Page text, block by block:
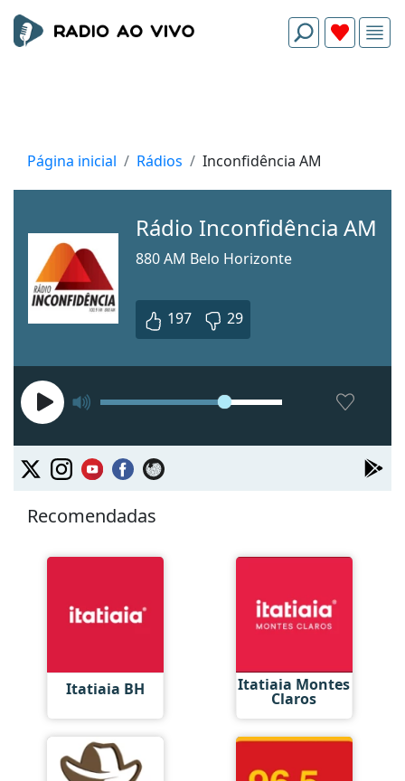
Página inicial Rádios Inconfidência AM
Rádio Inconfidência AM
880 AM Belo Horizonte
197 29
Recomendadas
Itatiaia BH Itatiaia Montes
Claros